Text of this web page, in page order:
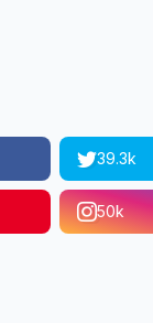
39.3k
50k